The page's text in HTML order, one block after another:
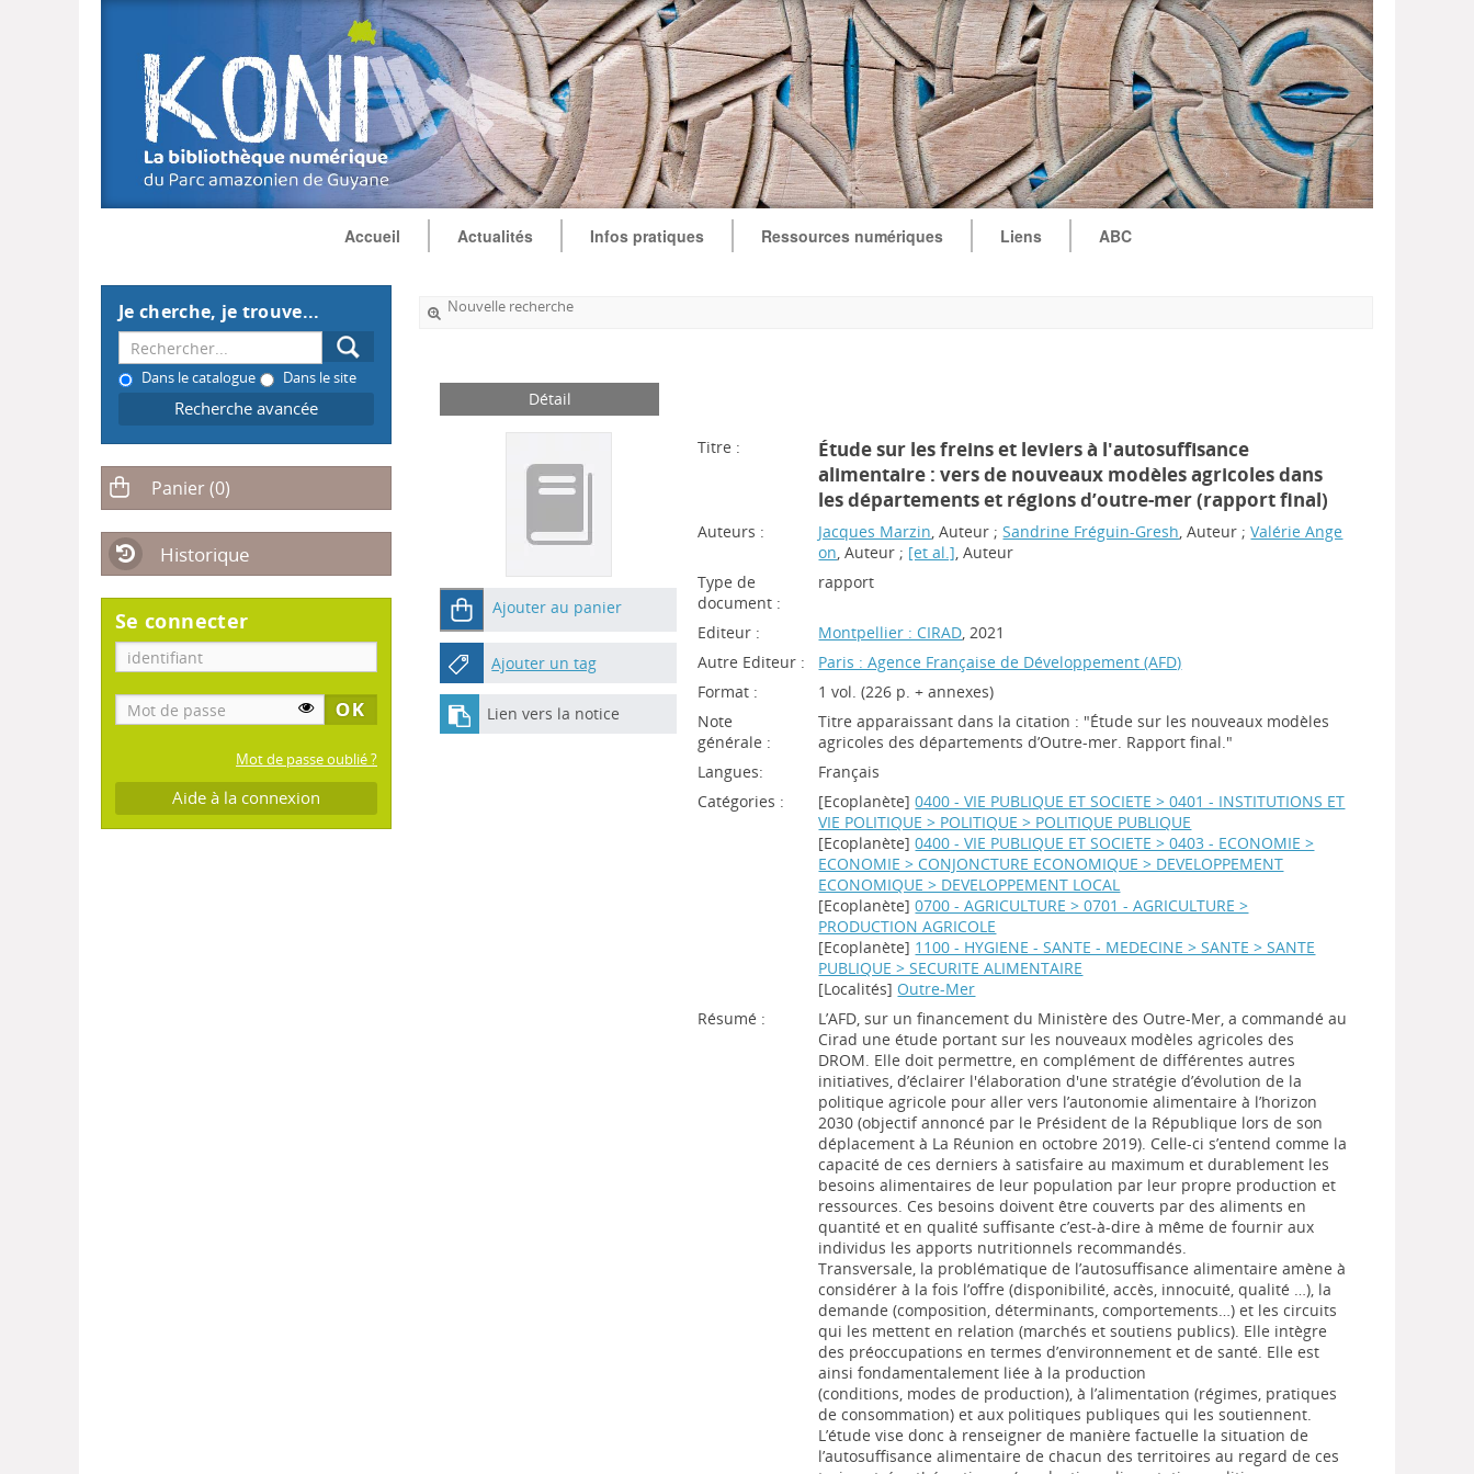
Accueil Actualités Infos pratiques Ressources numériques Liens ABC
Je cherche, je trouve...
Dans le catalogue Dans le site
Recherche avancée
Historique
Se connecter
Mot de passe oublié ?
Aide à la connexion
Nouvelle recherche
Détail
Ajouter au panier
Ajouter un tag
Lien vers la notice
Titre :
Étude sur les freins et leviers à l'autosuffisance
alimentaire : vers de nouveaux modèles agricoles dans
les départements et régions d’outre-mer (rapport final)
Auteurs : Jacques Marzin, Auteur ;Sandrine Fréguin-Gresh, Auteur ;Valérie Ange
on, Auteur ; [et al.], Auteur
Type de
document :
rapport
Editeur : Montpellier : CIRAD, 2021
Autre Editeur :
Paris : Agence Française de Développement (AFD)
Format :
1 vol. (226 p. + annexes)
Note
générale :
Titre apparaissant dans la citation : "Étude sur les nouveaux modèles
agricoles des départements d’Outre-mer. Rapport final."
Langues:
Français
Catégories :
[Ecoplanète]0400 - VIE PUBLIQUE ET SOCIETE > 0401 - INSTITUTIONS ET
VIE POLITIQUE > POLITIQUE > POLITIQUE PUBLIQUE
[Ecoplanète]0400 - VIE PUBLIQUE ET SOCIETE > 0403 - ECONOMIE >
ECONOMIE > CONJONCTURE ECONOMIQUE > DEVELOPPEMENT
ECONOMIQUE > DEVELOPPEMENT LOCAL
[Ecoplanète]0700 - AGRICULTURE > 0701 - AGRICULTURE >
PRODUCTION AGRICOLE
[Ecoplanète] 1100 - HYGIENE - SANTE - MEDECINE > SANTE > SANTE
PUBLIQUE > SECURITE ALIMENTAIRE
[Localités] Outre-Mer
Résumé :
L’AFD, sur un financement du Ministère des Outre-Mer, a commandé au
Cirad une étude portant sur les nouveaux modèles agricoles des
DROM. Elle doit permettre, en complément de différentes autres
initiatives, d’éclairer l'élaboration d'une stratégie d’évolution de la
politique agricole pour aller vers l’autonomie alimentaire à l’horizon
2030 (objectif annoncé par le Président de la République lors de son
déplacement à La Réunion en octobre 2019). Celle-ci s’entend comme la
capacité de ces derniers à satisfaire au maximum et durablement les
besoins alimentaires de leur population par leur propre production et
ressources. Ces besoins doivent être couverts par des aliments en
quantité et en qualité suffisante c’est-à-dire à même de fournir aux
individus les apports nutritionnels recommandés.
Transversale, la problématique de l’autosuffisance alimentaire amène à
considérer à la fois l’offre (disponibilité, accès, innocuité, qualité …), la
demande (composition, déterminants, comportements…) et les circuits
qui les mettent en relation (marchés et soutiens publics). Elle intègre
des préoccupations en termes d’environnement et de santé. Elle est
ainsi fondamentalement liée à la production
(conditions, modes de production), à l’alimentation (régimes, pratiques
de consommation) et aux politiques publiques qui les soutiennent.
L’étude vise donc à renseigner de manière factuelle la situation de
l’autosuffisance alimentaire de chacun des territoires au regard de ces